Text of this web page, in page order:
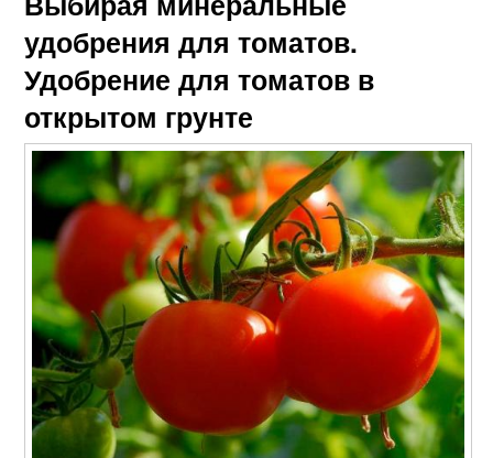
удобрения для томатов.
Удобрение для томатов в
открытом грунте